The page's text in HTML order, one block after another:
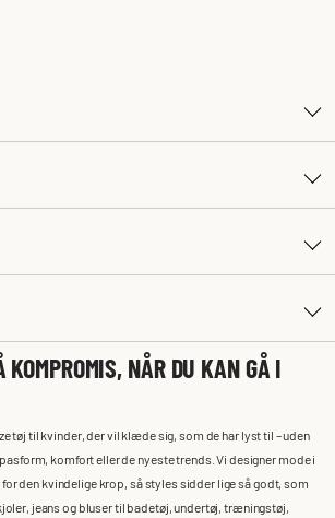
KOMPROMIS, NÅR DU KAN GÅ I
tøj til kvinder, der vil klæde sig, som de har lyst til – uden
komfort eller de nyeste trends. Vi designer mode i
den kvindelige krop, så styles sidder lige så godt, som
jeans og bluser til badetøj, undertøj, træningstøj,